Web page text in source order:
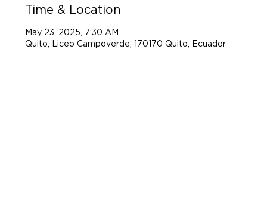
Time & Location
May 23, 2025, 7:30 AM
Quito, Liceo Campoverde, 170170 Quito, Ecuador